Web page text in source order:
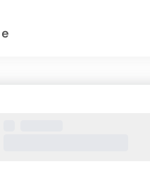
Noto, en
och
bilresa till